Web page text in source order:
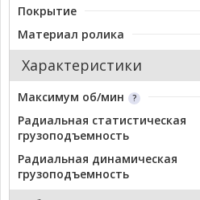
Покрытие
Материал ролика
Характеристики
Максимум об/мин
Радиальная статистическая
грузоподъемность
Радиальная динамическая
грузоподъемность